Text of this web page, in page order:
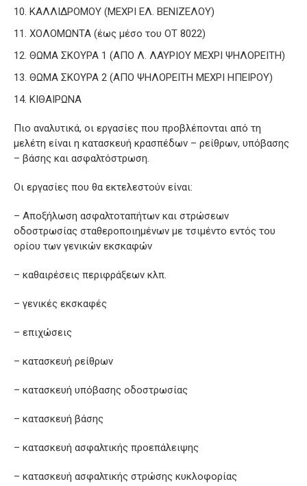
ΚΑΛΛΙΔΡΟΜΟΥ (ΜΕΧΡΙ ΕΛ. ΒΕΝΙΖΕΛΟΥ)
ΧΟΛΟΜΩΝΤΑ (έως μέσο του ΟΤ 8022)
ΘΩΜΑ ΣΚΟΥΡΑ 1 (ΑΠΟ Λ. ΛΑΥΡΙΟΥ ΜΕΧΡΙ ΨΗΛΟΡΕΙΤΗ)
ΘΩΜΑ ΣΚΟΥΡΑ 2 (ΑΠΟ ΨΗΛΟΡΕΙΤΗ ΜΕΧΡΙ ΗΠΕΙΡΟΥ)
ΚΙΘΑΙΡΩΝΑ
Πιο αναλυτικά, οι εργασίες που προβλέπονται από τη
μελέτη είναι η κατασκευή κρασπέδων – ρείθρων, υπόβασης
– βάσης και ασφαλτόστρωση.
Οι εργασίες που θα εκτελεστούν είναι:
– Αποξήλωση ασφαλτοταπήτων και στρώσεων
οδοστρωσίας σταθεροποιημένων με τσιμέντο εντός του
ορίου των γενικών εκσκαφών
– καθαιρέσεις περιφράξεων κλπ.
– γενικές εκσκαφές
– επιχώσεις
– κατασκευή ρείθρων
– κατασκευή υπόβασης οδοστρωσίας
– κατασκευή βάσης
– κατασκευή ασφαλτικής προεπάλειψης
– κατασκευή ασφαλτικής στρώσης κυκλοφορίας